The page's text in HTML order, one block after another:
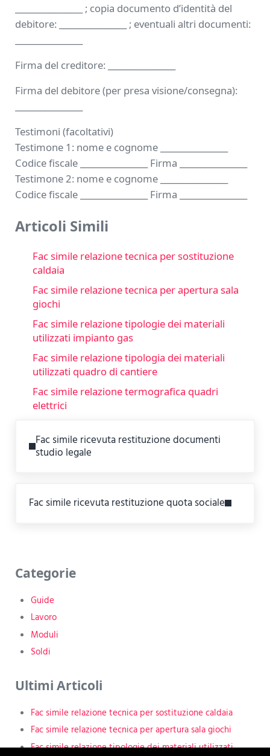
________________ ; copia documento d’identità del
debitore: ________________ ; eventuali altri documenti:
Firma del creditore: ________________
Firma del debitore (per presa visione/consegna):
Testimoni (facoltativi)
Testimone 1: nome e cognome ________________
Codice fiscale ________________ Firma ________________
Testimone 2: nome e cognome ________________
Codice fiscale ________________ Firma ________________
Articoli Simili
Fac simile relazione tecnica per sostituzione
caldaia
Fac simile relazione tecnica per apertura sala
giochi
Fac simile relazione tipologie dei materiali
utilizzati impianto gas
Fac simile relazione tipologia dei materiali
utilizzati quadro di cantiere
Fac simile relazione termografica quadri
elettrici
Fac simile ricevuta restituzione documenti
studio legale​
Fac simile ricevuta restituzione quota sociale​
Sidebar
Categorie
Guide
Lavoro
Moduli
Soldi
Ultimi Articoli
Fac simile relazione tecnica per sostituzione caldaia
Fac simile relazione tecnica per apertura sala giochi
Fac simile relazione tipologie dei materiali utilizzati